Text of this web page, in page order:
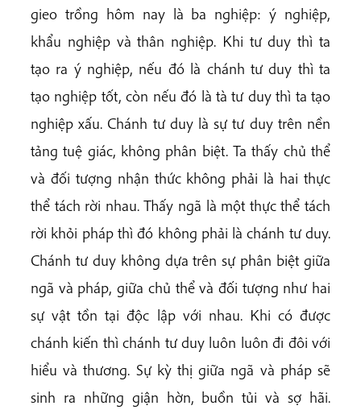
gieo trồng hôm nay là ba nghiệp: ý nghiệp,
khẩu nghiệp và thân nghiệp. Khi tư duy thì ta
tạo ra ý nghiệp, nếu đó là chánh tư duy thì ta
tạo nghiệp tốt, còn nếu đó là tà tư duy thì ta tạo
nghiệp xấu. Chánh tư duy là sự tư duy trên nền
tảng tuệ giác, không phân biệt. Ta thấy chủ thể
và đối tượng nhận thức không phải là hai thực
thể tách rời nhau. Thấy ngã là một thực thể tách
rời khỏi pháp thì đó không phải là chánh tư duy.
Chánh tư duy không dựa trên sự phân biệt giữa
ngã và pháp, giữa chủ thể và đối tượng như hai
sự vật tồn tại độc lập với nhau. Khi có được
chánh kiến thì chánh tư duy luôn luôn đi đôi với
hiểu và thương. Sự kỳ thị giữa ngã và pháp sẽ
sinh ra những giận hờn, buồn tủi và sợ hãi.